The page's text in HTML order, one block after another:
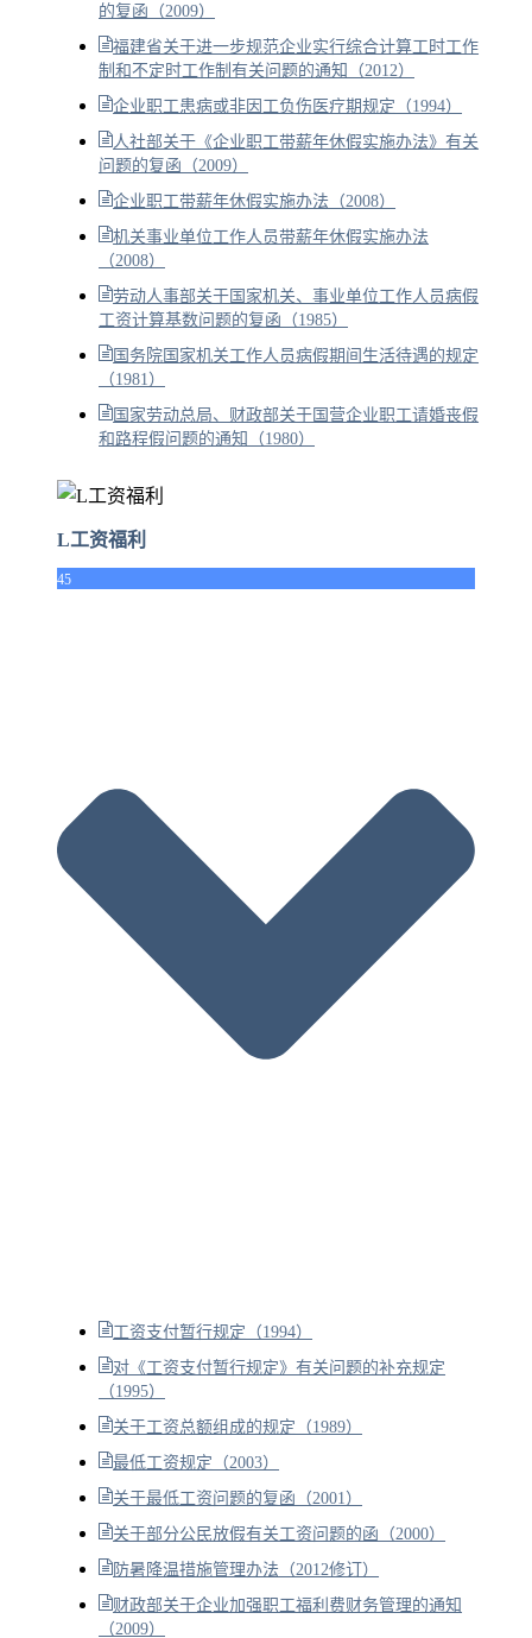
的复函（2009）
福建省关于进一步规范企业实行综合计算工时工作
制和不定时工作制有关问题的通知（2012）
企业职工患病或非因工负伤医疗期规定（1994）
人社部关于《企业职工带薪年休假实施办法》有关
问题的复函（2009）
企业职工带薪年休假实施办法（2008）
机关事业单位工作人员带薪年休假实施办法
（2008）
劳动人事部关于国家机关、事业单位工作人员病假
工资计算基数问题的复函（1985）
国务院国家机关工作人员病假期间生活待遇的规定
（1981）
国家劳动总局、财政部关于国营企业职工请婚丧假
和路程假问题的通知（1980）
L工资福利
45
工资支付暂行规定（1994）
对《工资支付暂行规定》有关问题的补充规定
（1995）
关于工资总额组成的规定（1989）
最低工资规定（2003）
关于最低工资问题的复函（2001）
关于部分公民放假有关工资问题的函（2000）
防暑降温措施管理办法（2012修订）
财政部关于企业加强职工福利费财务管理的通知
（2009）